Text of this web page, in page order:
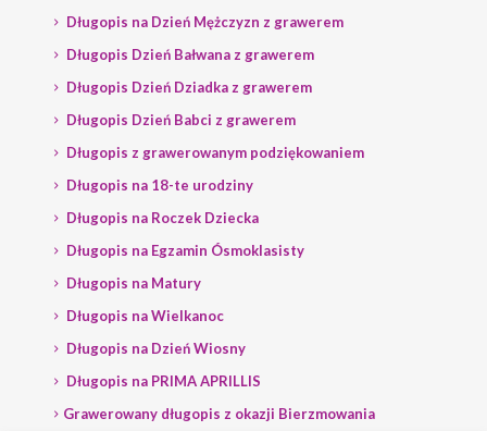
Długopis na Dzień Mężczyzn z grawerem
Długopis Dzień Bałwana z grawerem
Długopis Dzień Dziadka z grawerem
Długopis Dzień Babci z grawerem
Długopis z grawerowanym podziękowaniem
Długopis na 18-te urodziny
Długopis na Roczek Dziecka
Długopis na Egzamin Ósmoklasisty
Długopis na Matury
Długopis na Wielkanoc
Długopis na Dzień Wiosny
Długopis na PRIMA APRILLIS
Grawerowany długopis z okazji Bierzmowania